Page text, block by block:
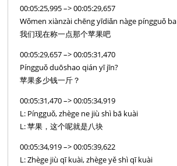
00:05:25,995 –> 00:05:29,657
Wǒmen xiànzài chēng yīdiǎn nàge píngguǒ ba
我们现在称一点那个苹果吧
00:05:29,657 –> 00:05:31,470
Píngguǒ duōshao qián yī jīn?
苹果多少钱一斤？
00:05:31,470 –> 00:05:34,919
L: Píngguǒ, zhège ne jiù shì bā kuài
L: 苹果，这个呢就是八块
00:05:34,919 –> 00:05:39,622
L: Zhège jiù qī kuài, zhège yě shì qī kuài